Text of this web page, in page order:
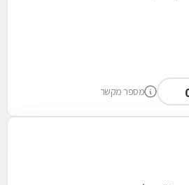
מספר מקשר